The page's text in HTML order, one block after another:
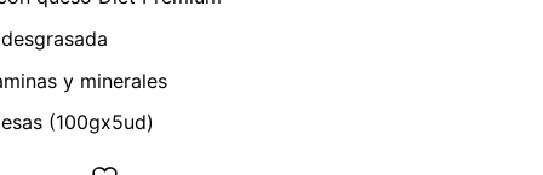
y minerales
(100gx5ud)